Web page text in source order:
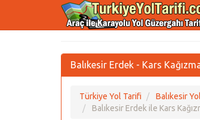
Balıkesir Erdek - Kars
Türkiye Yol Tarifi Balıkesir
Balıkesir Erdek ile Kars